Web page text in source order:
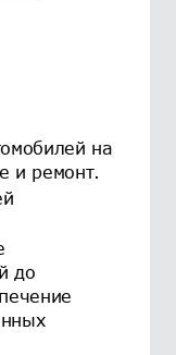
на
и ремонт.
до